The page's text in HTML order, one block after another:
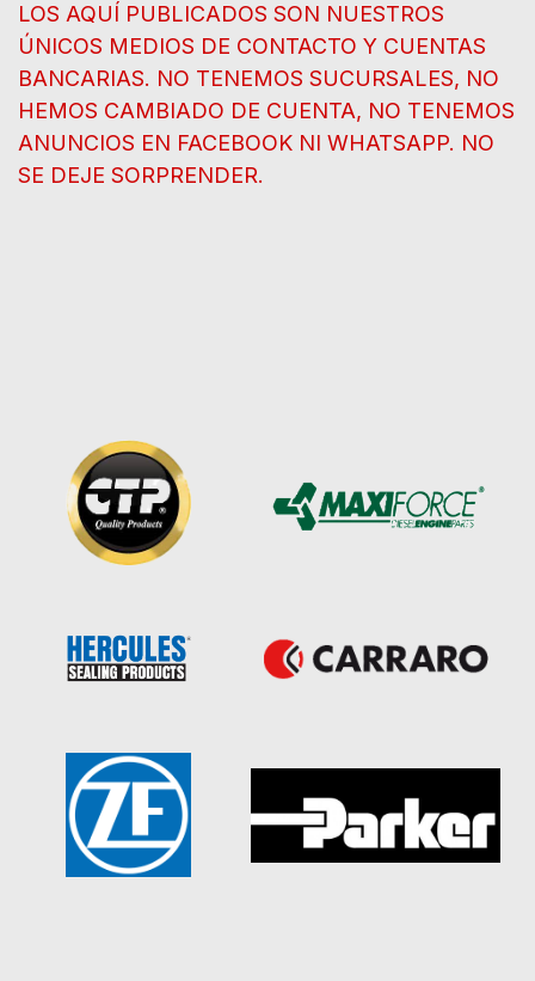
LOS AQUÍ PUBLICADOS SON NUESTROS
ÚNICOS MEDIOS DE CONTACTO Y CUENTAS
BANCARIAS. NO TENEMOS SUCURSALES, NO
HEMOS CAMBIADO DE CUENTA, NO TENEMOS
ANUNCIOS EN FACEBOOK NI WHATSAPP. NO
SE DEJE SORPRENDER.